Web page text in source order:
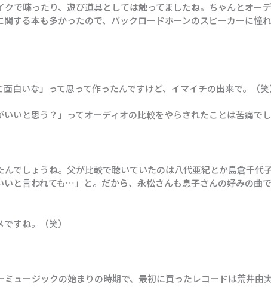
で喋ったり、遊び道具としては触ってましたね。ちゃんとオー
する本も多かったので、バックロードホーンのスピーカーに憧
白いな」って思って作ったんですけど、イマイチの出来で。（
いと思う？」ってオーディオの比較をやらされたことは苦痛でし
でしょうね。父が比較で聴いていたのは八代亜紀とか島倉千代
と言われても…」と。だから、永松さんも息子さんの好みの曲
すね。（笑）
ュージックの始まりの時期で、最初に買ったレコードは荒井由